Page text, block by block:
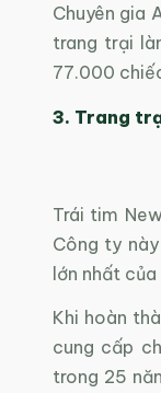
Chuyên gia
trang trại
77.000
3. Trang
Trái tim
Công ty
lớn nhất
Khi hoàn
cung cấp
trong 25